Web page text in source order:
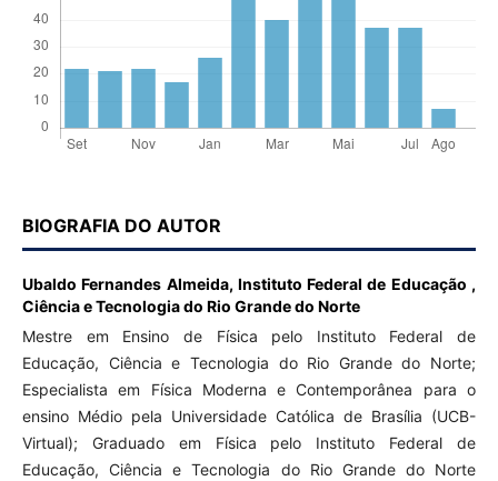
BIOGRAFIA DO AUTOR
Ubaldo Fernandes Almeida, Instituto Federal de Educação ,
Ciência e Tecnologia do Rio Grande do Norte
Mestre em Ensino de Física pelo Instituto Federal de
Educação, Ciência e Tecnologia do Rio Grande do Norte;
Especialista em Física Moderna e Contemporânea para o
ensino Médio pela Universidade Católica de Brasília (UCB-
Virtual); Graduado em Física pelo Instituto Federal de
Educação, Ciência e Tecnologia do Rio Grande do Norte